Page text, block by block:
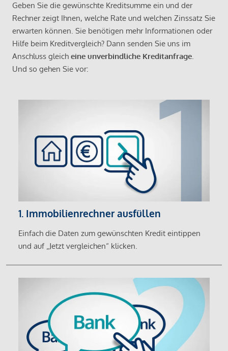
Geben Sie die gewünschte Kreditsumme ein und der
Rechner zeigt Ihnen, welche Rate und welchen Zinssatz Sie
erwarten können. Sie benötigen mehr Informationen oder
Hilfe beim Kreditvergleich? Dann senden Sie uns im
Anschluss gleich eine unverbindliche Kreditanfrage.
Und so gehen Sie vor:
1. Immobilienrechner ausfüllen
Einfach die Daten zum gewünschten Kredit eintippen
und auf „Jetzt vergleichen“ klicken.